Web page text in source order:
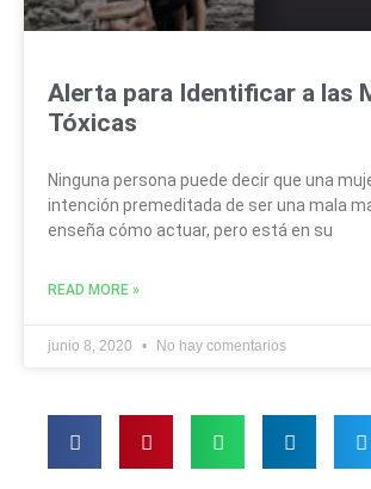
Alerta para Identificar a las
Tóxicas
Ninguna persona puede decir que una
intención premeditada de ser una mala
enseña cómo actuar, pero está en su
READ MORE »
junio 8, 2020 No hay comentarios